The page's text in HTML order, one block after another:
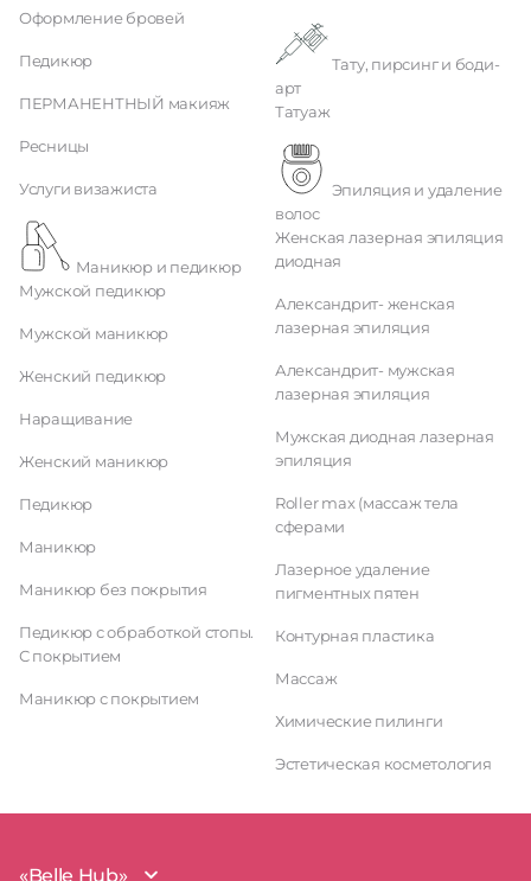
Оформление бровей
Педикюр
ПЕРМАНЕНТНЫЙ макияж
Ресницы
Услуги визажиста
Маникюр и педикюр
Мужской педикюр
Мужской маникюр
Женский педикюр
Наращивание
Женский маникюр
Педикюр
Маникюр
Маникюр без покрытия
Педикюр с обработкой стопы.
С покрытием
Маникюр с покрытием
арт
Татуаж
волос
Женская лазерная эпиляция
диодная
Александрит- женская
лазерная эпиляция
Александрит- мужская
лазерная эпиляция
Мужская диодная лазерная
эпиляция
Roller max (массаж тела
сферами
Лазерное удаление
пигментных пятен
Контурная пластика
Массаж
Химические пилинги
Эстетическая косметология
«Belle Hub»